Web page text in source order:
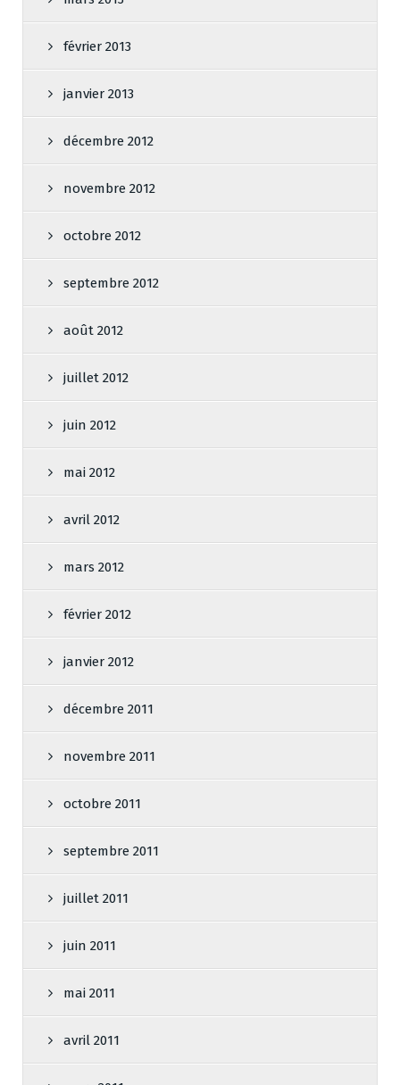
février 2013
janvier 2013
décembre 2012
novembre 2012
octobre 2012
septembre 2012
août 2012
juillet 2012
juin 2012
mai 2012
avril 2012
mars 2012
février 2012
janvier 2012
décembre 2011
novembre 2011
octobre 2011
septembre 2011
juillet 2011
juin 2011
mai 2011
avril 2011